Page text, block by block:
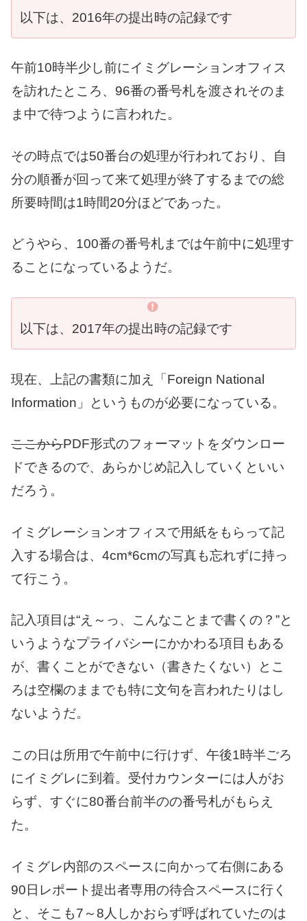
以下は、2016年の提出時の記録です
午前10時半少し前にイミグレーションオフィス
を訪れたところ、96番の番号札を渡されそのま
ま中で待つように言われた。
その時点では50番台の処理が行われており、自
分の順番が回って来て処理が終了するまでの総
所要時間は1時間20分ほどであった。
どうやら、100番の番号札までは午前中に処理す
ることになっているようだ。
以下は、2017年の提出時の記録です
現在、上記の書類に加え「Foreign National
Information」というものが必要になっている。
ここからPDF形式のフォーマットをダウンロー
ドできるので、あらかじめ記入していくといい
だろう。
イミグレーションオフィスで用紙をもらって記
入する場合は、4cm*6cmの写真も忘れずに持っ
て行こう。
記入項目は“え～っ、こんなことまで書くの？”と
いうようなプライバシーにかかわる項目もある
が、書くことができない（書きたくない）とこ
ろは空欄のままでも特に文句を言われたりはし
ないようだ。
この日は所用で午前中に行けず、午後1時半ごろ
にイミグレに到着。受付カウンターには人がお
らず、すぐに80番台前半のの番号札がもらえ
た。
イミグレ内部のスペースに向かって右側にある
90日レポート提出者専用の待合スペースに行く
と、そこも7～8人しかおらず呼ばれていたのは